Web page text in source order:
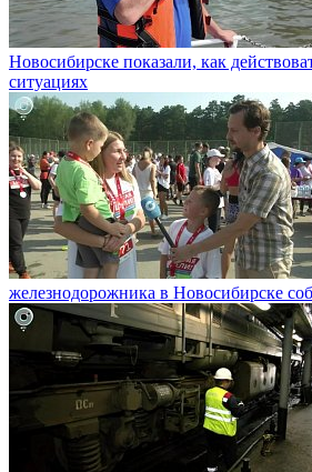
Новосибирске показали, как
ситуациях
железнодорожника в Новосибирске